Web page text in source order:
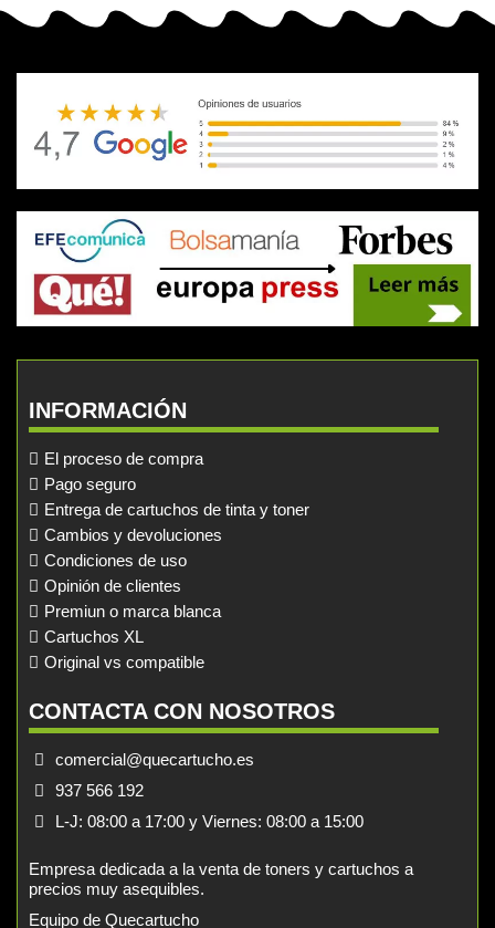
INFORMACIÓN
El proceso de compra
Pago seguro
Entrega de cartuchos de tinta y toner
Cambios y devoluciones
Condiciones de uso
Opinión de clientes
Premiun o marca blanca
Cartuchos XL
Original vs compatible
CONTACTA CON NOSOTROS
comercial@quecartucho.es
937 566 192
L-J: 08:00 a 17:00 y Viernes: 08:00 a 15:00
Empresa dedicada a la venta de toners y cartuchos a
precios muy asequibles.
Equipo de Quecartucho